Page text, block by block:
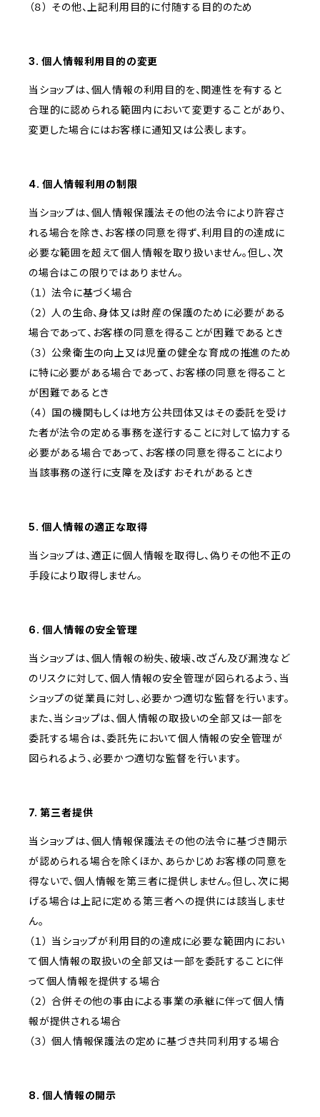
（８） その他、上記利用目的に付随する目的のため
3. 個人情報利用目的の変更
当ショップは、個人情報の利用目的を、関連性を有すると
合理的に認められる範囲内において変更することがあり、
変更した場合にはお客様に通知又は公表します。
4. 個人情報利用の制限
当ショップは、個人情報保護法その他の法令により許容さ
れる場合を除き、お客様の同意を得ず、利用目的の達成に
必要な範囲を超えて個人情報を取り扱いません。但し、次
の場合はこの限りではありません。
（１） 法令に基づく場合
（２） 人の生命、身体又は財産の保護のために必要がある
場合であって、お客様の同意を得ることが困難であるとき
（３） 公衆衛生の向上又は児童の健全な育成の推進のため
に特に必要がある場合であって、お客様の同意を得ること
が困難であるとき
（４） 国の機関もしくは地方公共団体又はその委託を受け
た者が法令の定める事務を遂行することに対して協力する
必要がある場合であって、お客様の同意を得ることにより
当該事務の遂行に支障を及ぼすおそれがあるとき
5. 個人情報の適正な取得
当ショップは、適正に個人情報を取得し、偽りその他不正の
手段により取得しません。
6. 個人情報の安全管理
当ショップは、個人情報の紛失、破壊、改ざん及び漏洩など
のリスクに対して、個人情報の安全管理が図られるよう、当
ショップの従業員に対し、必要かつ適切な監督を行います。
また、当ショップは、個人情報の取扱いの全部又は一部を
委託する場合は、委託先において個人情報の安全管理が
図られるよう、必要かつ適切な監督を行います。
7. 第三者提供
当ショップは、個人情報保護法その他の法令に基づき開示
が認められる場合を除くほか、あらかじめお客様の同意を
得ないで、個人情報を第三者に提供しません。但し、次に掲
げる場合は上記に定める第三者への提供には該当しませ
ん。
（１） 当ショップが利用目的の達成に必要な範囲内におい
て個人情報の取扱いの全部又は一部を委託することに伴
って個人情報を提供する場合
（２） 合併その他の事由による事業の承継に伴って個人情
報が提供される場合
（３） 個人情報保護法の定めに基づき共同利用する場合
8. 個人情報の開示